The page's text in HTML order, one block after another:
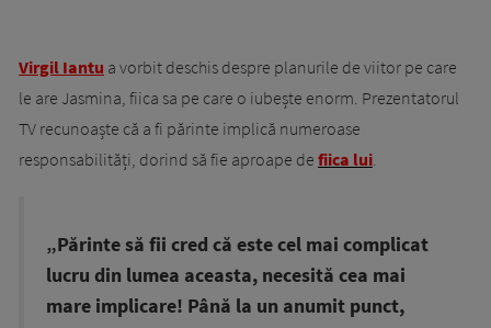
Virgil Iantu a vorbit deschis despre planurile de viitor pe care
le are Jasmina, fiica sa pe care o iubește enorm. Prezentatorul
TV recunoaște că a fi părinte implică numeroase
responsabilități, dorind să fie aproape de fiica lui.
„Părinte să fii cred că este cel mai complicat
lucru din lumea aceasta, necesită cea mai
mare implicare! Până la un anumit punct,